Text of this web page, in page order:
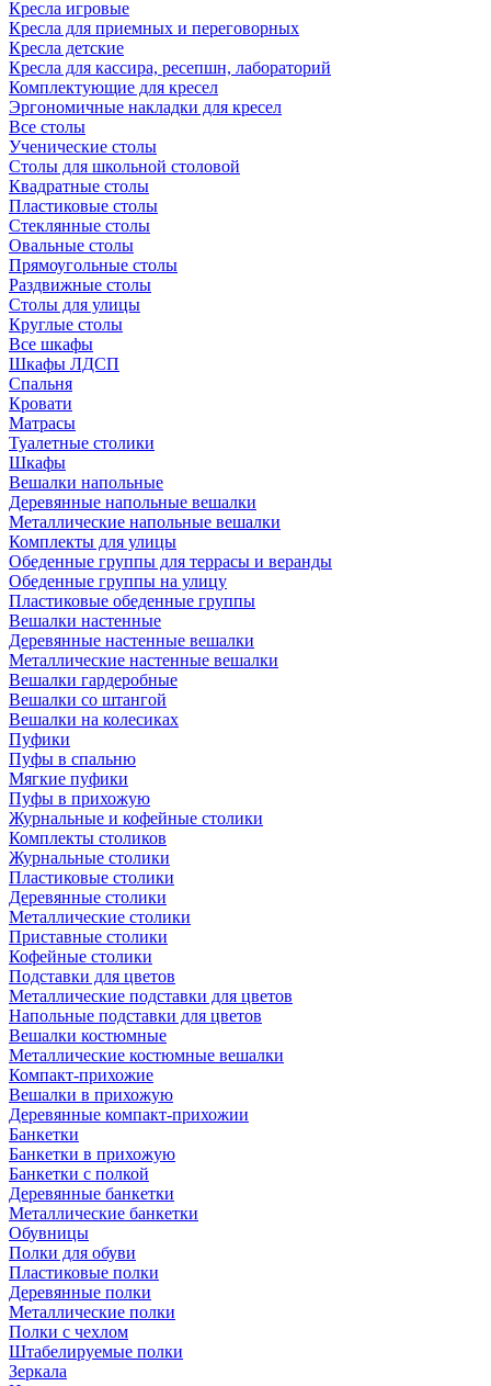
Кресла игровые
Кресла для приемных и переговорных
Кресла детские
Кресла для кассира, ресепшн, лабораторий
Комплектующие для кресел
Эргономичные накладки для кресел
Все столы
Ученические столы
Столы для школьной столовой
Квадратные столы
Пластиковые столы
Стеклянные столы
Овальные столы
Прямоугольные столы
Раздвижные столы
Столы для улицы
Круглые столы
Все шкафы
Шкафы ЛДСП
Спальня
Кровати
Матрасы
Туалетные столики
Шкафы
Вешалки напольные
Деревянные напольные вешалки
Металлические напольные вешалки
Комплекты для улицы
Обеденные группы для террасы и веранды
Обеденные группы на улицу
Пластиковые обеденные группы
Вешалки настенные
Деревянные настенные вешалки
Металлические настенные вешалки
Вешалки гардеробные
Вешалки со штангой
Вешалки на колесиках
Пуфики
Пуфы в спальню
Мягкие пуфики
Пуфы в прихожую
Журнальные и кофейные столики
Комплекты столиков
Журнальные столики
Пластиковые столики
Деревянные столики
Металлические столики
Приставные столики
Кофейные столики
Подставки для цветов
Металлические подставки для цветов
Напольные подставки для цветов
Вешалки костюмные
Металлические костюмные вешалки
Компакт-прихожие
Вешалки в прихожую
Деревянные компакт-прихожии
Банкетки
Банкетки в прихожую
Банкетки с полкой
Деревянные банкетки
Металлические банкетки
Обувницы
Полки для обуви
Пластиковые полки
Деревянные полки
Металлические полки
Полки с чехлом
Штабелируемые полки
Зеркала